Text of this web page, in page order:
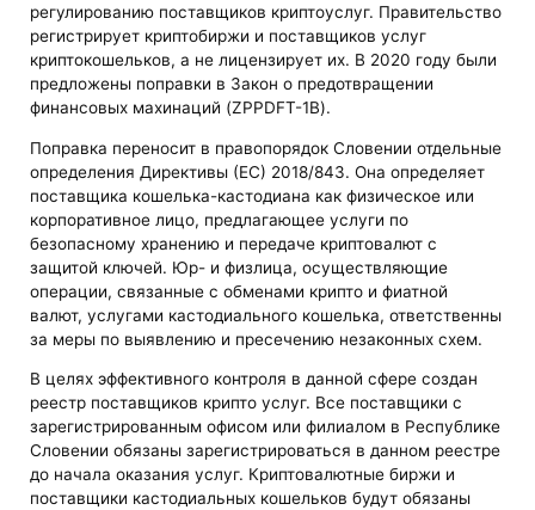
регулированию поставщиков криптоуслуг. Правительство
регистрирует криптобиржи и поставщиков услуг
криптокошельков, а не лицензирует их. В 2020 году были
предложены поправки в Закон о предотвращении
финансовых махинаций (ZPPDFT-1B).
Поправка переносит в правопорядок Словении отдельные
определения Директивы (ЕС) 2018/843. Она определяет
поставщика кошелька-кастодиана как физическое или
корпоративное лицо, предлагающее услуги по
безопасному хранению и передаче криптовалют с
защитой ключей. Юр- и физлица, осуществляющие
операции, связанные с обменами крипто и фиатной
валют, услугами кастодиального кошелька, ответственны
за меры по выявлению и пресечению незаконных схем.
В целях эффективного контроля в данной сфере создан
реестр поставщиков крипто услуг. Все поставщики с
зарегистрированным офисом или филиалом в Республике
Словении обязаны зарегистрироваться в данном реестре
до начала оказания услуг. Криптовалютные биржи и
поставщики кастодиальных кошельков будут обязаны